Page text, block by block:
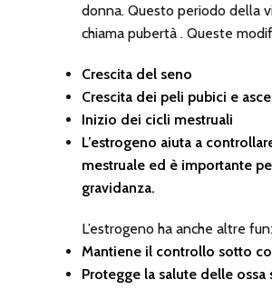
donna. Questo periodo della
chiama pubertà . Queste
Crescita del seno
Crescita dei peli pubici e
Inizio dei cicli mestruali
L’estrogeno aiuta a
mestruale ed è importante
gravidanza.
L’estrogeno ha anche altre
Mantiene il controllo sotto
Protegge la salute delle ossa